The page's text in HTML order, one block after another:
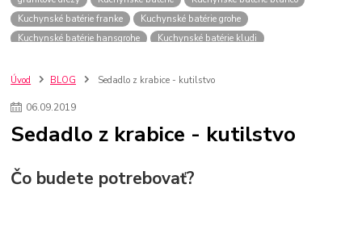
Kuchynské batérie franke
Kuchynské batérie grohe
Kuchynské batérie hansgrohe
Kuchynské batérie kludi
kuchynské batérie sagittarius
kuchynské batérie
kuchynské drezy sety
kúpelňové batérie
vodovodné batérie do kúpelne kuchynske
vodovodné batérie blanco
vodovodné batérie do steny
Úvod BLOG Sedadlo z krabice - kutilstvo
06.09.2019
Sedadlo z krabice - kutilstvo
Čo budete potrebovať?